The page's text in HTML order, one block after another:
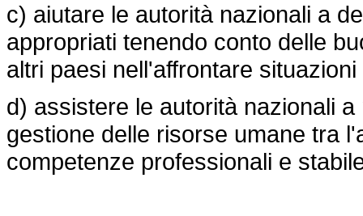
c) aiutare le autorità nazionali a
appropriati tenendo conto delle
altri paesi nell'affrontare
d) assistere le autorità nazionali
gestione delle risorse umane tra
competenze professionali e